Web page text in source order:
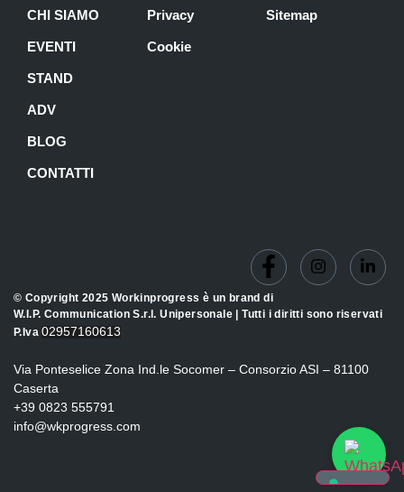
CHI SIAMO
EVENTI
STAND
ADV
BLOG
CONTATTI
Privacy
Cookie
Sitemap
© Copyright 2025 Workinprogress è un brand di
W.I.P. Communication S.r.l. Unipersonale | Tutti i diritti sono riservati
P.Iva02957160613
Via Ponteselice Zona Ind.le Socomer – Consorzio ASI – 81100
Caserta
+39 0823 555791
info@wkprogress.com